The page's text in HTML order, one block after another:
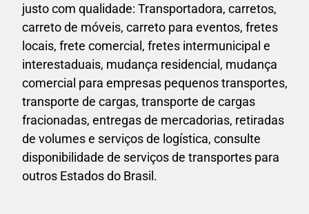
justo com qualidade: Transportadora, carretos,
carreto de móveis, carreto para eventos, fretes
locais, frete comercial, fretes intermunicipal e
interestaduais, mudança residencial, mudança
comercial para empresas pequenos transportes,
transporte de cargas, transporte de cargas
fracionadas, entregas de mercadorias, retiradas
de volumes e serviços de logística, consulte
disponibilidade de serviços de transportes para
outros Estados do Brasil.